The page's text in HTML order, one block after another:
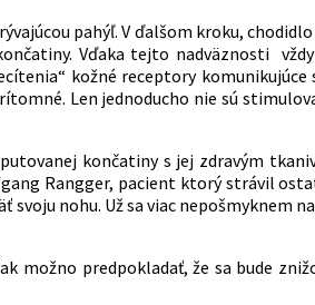
pahýľ. V ďalšom kroku,
Vďaka tejto nadväznosti
kožné receptory
Len jednoducho nie sú
končatiny s jej zdravým
Rangger, pacient ktorý strávil
nohu. Už sa viac nepošmyknem
možno predpokladať, že sa bude